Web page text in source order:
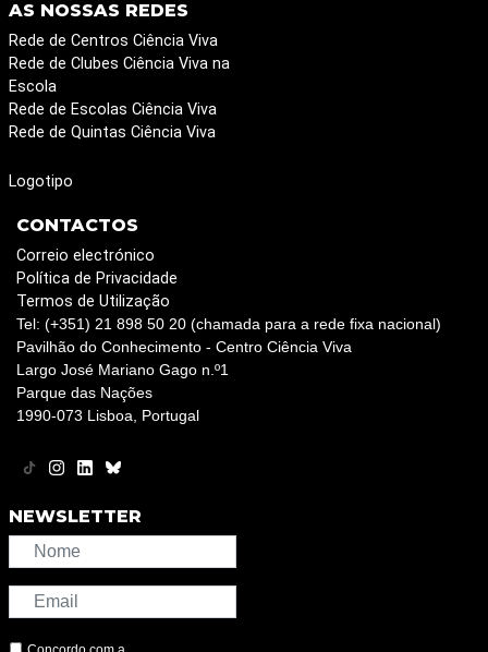
AS NOSSAS REDES
Rede de Centros Ciência Viva
Rede de Clubes Ciência Viva na
Escola
Rede de Escolas Ciência Viva
Rede de Quintas Ciência Viva
Logotipo
CONTACTOS
Correio electrónico
Política de Privacidade
Termos de Utilização
Tel: (+351) 21 898 50 20 (chamada para a rede fixa nacional)
Pavilhão do Conhecimento - Centro Ciência Viva
Largo José Mariano Gago n.º1
Parque das Nações
1990-073 Lisboa, Portugal
NEWSLETTER